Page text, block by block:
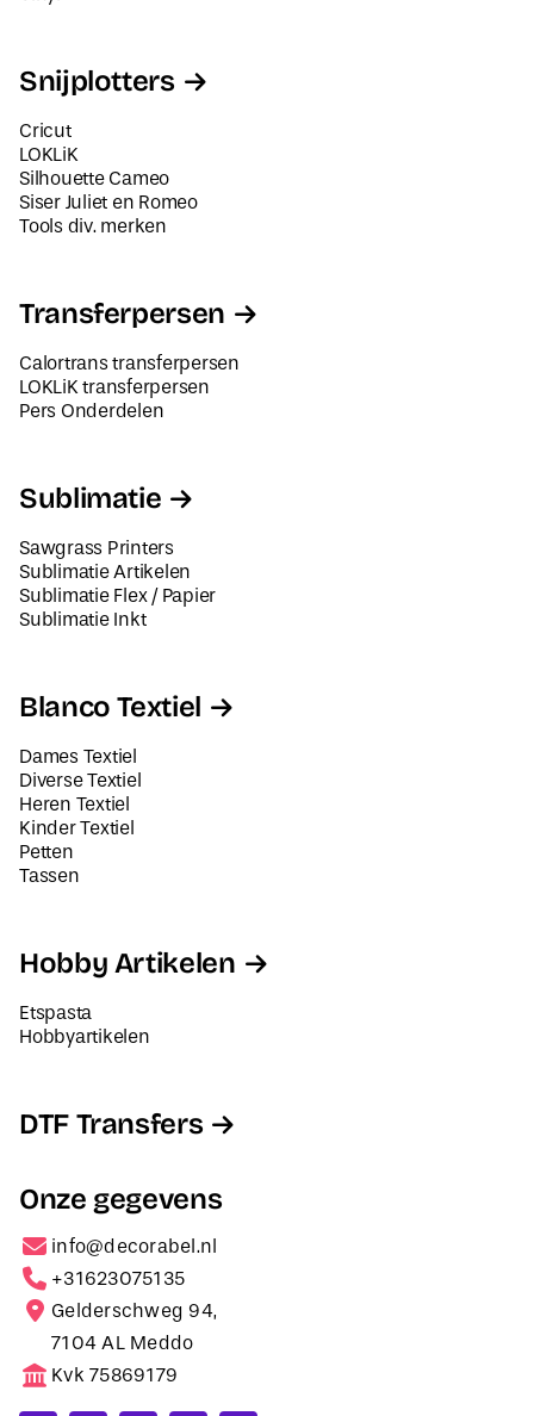
Snijplotters
Cricut
LOKLiK
Silhouette Cameo
Siser Juliet en Romeo
Tools div. merken
Transferpersen
Calortrans transferpersen
LOKLiK transferpersen
Pers Onderdelen
Sublimatie
Sawgrass Printers
Sublimatie Artikelen
Sublimatie Flex / Papier
Sublimatie Inkt
Blanco Textiel
Dames Textiel
Diverse Textiel
Heren Textiel
Kinder Textiel
Petten
Tassen
Hobby Artikelen
Etspasta
Hobbyartikelen
DTF Transfers
Onze gegevens
info@decorabel.nl
+31623075135
Gelderschweg 94,
7104 AL Meddo
Kvk 75869179